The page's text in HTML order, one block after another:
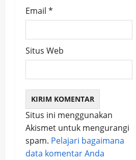
Email *
Situs Web
Situs ini menggunakan
Akismet untuk mengurangi
spam. Pelajari bagaimana
data komentar Anda